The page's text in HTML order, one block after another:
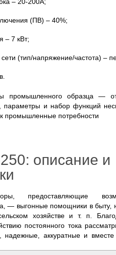
(ПВ) – 40%;
– 7 кВт;
(тип/напряжение/частота) –
промышленного образца —
параметры и набор функций
промышленные потребности
описание и
предоставляющие
— выгонные помощники в быту,
хозяйстве и т. п.
постоянного тока
надежные, аккуратные и